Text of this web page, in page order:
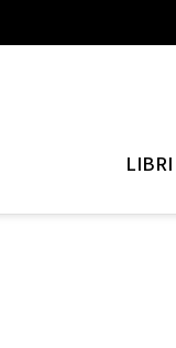
LIBRI